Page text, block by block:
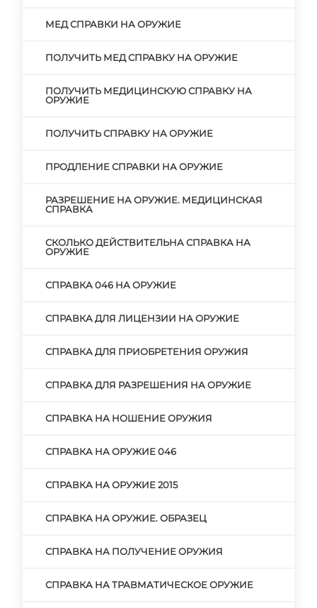
МЕД СПРАВКИ НА ОРУЖИЕ
ПОЛУЧИТЬ МЕД СПРАВКУ НА ОРУЖИЕ
ПОЛУЧИТЬ МЕДИЦИНСКУЮ СПРАВКУ НА
ОРУЖИЕ
ПОЛУЧИТЬ СПРАВКУ НА ОРУЖИЕ
ПРОДЛЕНИЕ СПРАВКИ НА ОРУЖИЕ
РАЗРЕШЕНИЕ НА ОРУЖИЕ. МЕДИЦИНСКАЯ
СПРАВКА
СКОЛЬКО ДЕЙСТВИТЕЛЬНА СПРАВКА НА
ОРУЖИЕ
СПРАВКА 046 НА ОРУЖИЕ
СПРАВКА ДЛЯ ЛИЦЕНЗИИ НА ОРУЖИЕ
СПРАВКА ДЛЯ ПРИОБРЕТЕНИЯ ОРУЖИЯ
СПРАВКА ДЛЯ РАЗРЕШЕНИЯ НА ОРУЖИЕ
СПРАВКА НА НОШЕНИЕ ОРУЖИЯ
СПРАВКА НА ОРУЖИЕ 046
СПРАВКА НА ОРУЖИЕ 2015
СПРАВКА НА ОРУЖИЕ. ОБРАЗЕЦ
СПРАВКА НА ПОЛУЧЕНИЕ ОРУЖИЯ
СПРАВКА НА ТРАВМАТИЧЕСКОЕ ОРУЖИЕ